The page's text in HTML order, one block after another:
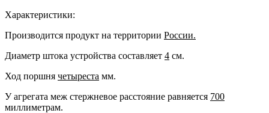
Характеристики:
Производится продукт на территории России.
Диаметр штока устройства составляет 4 см.
Ход поршня четыреста мм.
У агрегата меж стержневое расстояние равняется 700
миллиметрам.